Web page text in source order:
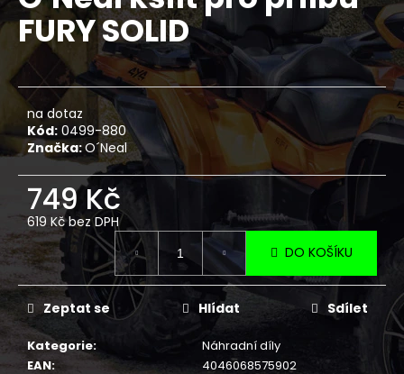
0,0
hvězdiček.
FURY SOLID
na dotaz
Kód: 0499-880
Značka:O´Neal
749 Kč
619 Kč bez DPH
Měrná
cena:
DO KOŠÍKU
Kategorie:
Náhradní díly
EAN: 4046068575902
Zeptat se Hlídat Sdílet
a
j
í
t
?
D
o
p
o